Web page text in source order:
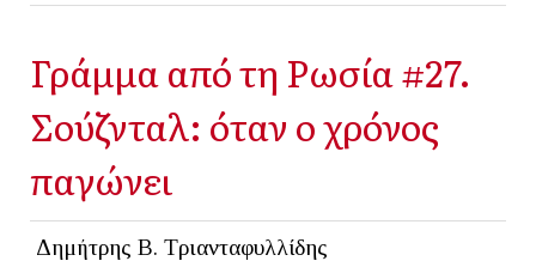
Γράμμα από τη Ρωσία #27.
Σούζνταλ: όταν ο χρόνος
παγώνει
Δημήτρης Β. Τριανταφυλλίδης